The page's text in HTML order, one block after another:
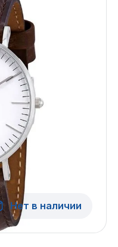
Нет в наличии